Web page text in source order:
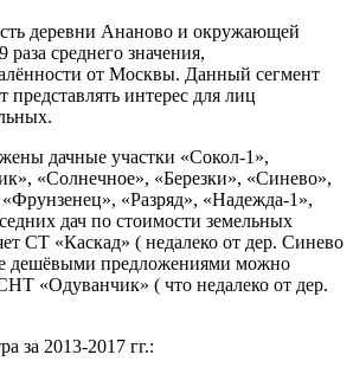
деревни Ананово и окружающей
среднего значения,
от Москвы. Данный сегмент
интерес для лиц
дачные участки «Сокол-1»,
«Солнечное», «Березки», «Синево»,
«Разряд», «Надежда-1»,
дач по стоимости земельных
СТ «Каскад» ( недалеко от дер. Синево
дешёвыми предложениями можно
«Одуванчик» ( что недалеко от дер.
за 2013-2017 гг.: